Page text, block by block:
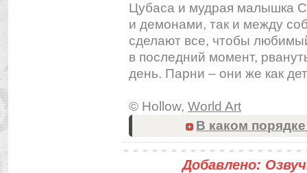
Цубаса и мудрая малышка
и демонами, так и между
сделают все, чтобы
в последний момент,
день. Парни – они же как
© Hollow, World Art
В каком
Добавлено: